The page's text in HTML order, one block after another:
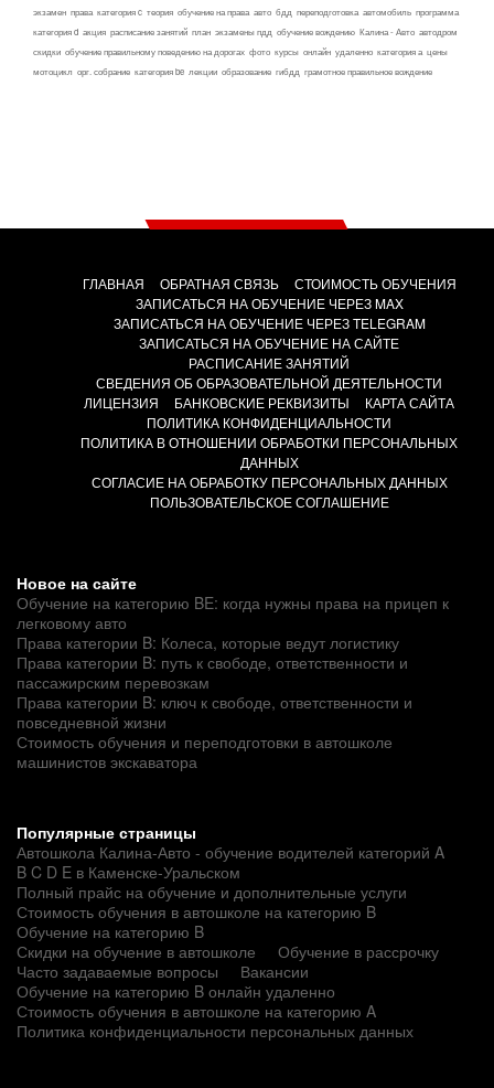
экзамен права категория c теория обучение на права авто бдд переподготовка автомобиль программа
категория d акция расписание занятий план экзамены пдд обучение вождению Калина - Авто автодром
скидки обучение правильному поведению на дорогах фото курсы онлайн удаленно категория а цены
мотоцикл орг. собрание категория be лекции образование гибдд грамотное правильное вождение
ГЛАВНАЯ ОБРАТНАЯ СВЯЗЬ
СТОИМОСТЬ ОБУЧЕНИЯ
ЗАПИСАТЬСЯ НА ОБУЧЕНИЕ ЧЕРЕЗ MAX
ЗАПИСАТЬСЯ НА ОБУЧЕНИЕ ЧЕРЕЗ TELEGRAM
ЗАПИСАТЬСЯ НА ОБУЧЕНИЕ НА САЙТЕ
РАСПИСАНИЕ ЗАНЯТИЙ
СВЕДЕНИЯ ОБ ОБРАЗОВАТЕЛЬНОЙ ДЕЯТЕЛЬНОСТИ
ЛИЦЕНЗИЯ
БАНКОВСКИЕ РЕКВИЗИТЫ
КАРТА САЙТА
ПОЛИТИКА КОНФИДЕНЦИАЛЬНОСТИ
ПОЛИТИКА В ОТНОШЕНИИ ОБРАБОТКИ ПЕРСОНАЛЬНЫХ
ДАННЫХ
СОГЛАСИЕ НА ОБРАБОТКУ ПЕРСОНАЛЬНЫХ ДАННЫХ
ПОЛЬЗОВАТЕЛЬСКОЕ СОГЛАШЕНИЕ
Новое на сайте
Обучение на категорию BE: когда нужны права на прицеп к
легковому авто
Права категории B: Колеса, которые ведут логистику
Права категории B: путь к свободе, ответственности и
пассажирским перевозкам
Права категории B: ключ к свободе, ответственности и
повседневной жизни
Стоимость обучения и переподготовки в автошколе
машинистов экскаватора
Популярные страницы
Автошкола Калина-Авто - обучение водителей категорий A
B C D E в Каменске-Уральском
Полный прайс на обучение и дополнительные услуги
Стоимость обучения в автошколе на категорию B
Обучение на категорию B
Скидки на обучение в автошколе
Обучение в рассрочку
Часто задаваемые вопросы
Вакансии
Обучение на категорию B онлайн удаленно
Стоимость обучения в автошколе на категорию A
Политика конфиденциальности персональных данных